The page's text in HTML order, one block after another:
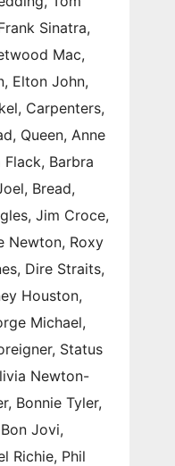
Sinatra,
Mac,
Elton John,
Carpenters,
Queen, Anne
Barbra
Bread,
Jim Croce,
Newton, Roxy
Dire Straits,
Houston,
Michael,
Status
Newton-
Bonnie Tyler,
Jovi,
Richie, Phil